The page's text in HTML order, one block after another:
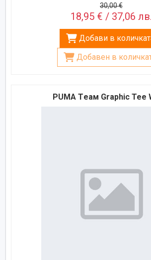
30,00 €
18,95 € / 37,06 лв.
Добави в
Добавен в
PUMA Tеам Graphic Teе